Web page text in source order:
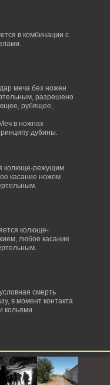
в комбинации с
меча без ножен
разрешено
рубящее,
в ножнах
дубины.
колюще-режущим
касание ножом
колюще-
любое касание
смерть
в момент контакта
кольями.